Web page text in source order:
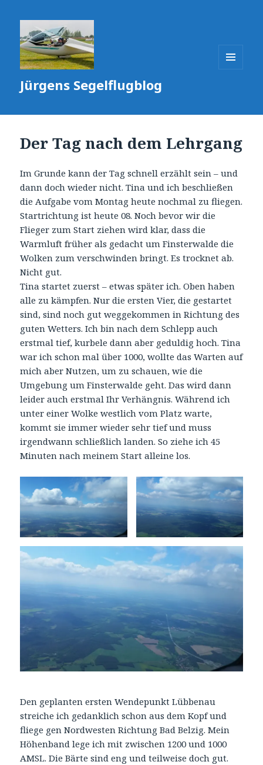
Jürgens Segelflugblog
Der Tag nach dem Lehrgang
Im Grunde kann der Tag schnell erzählt sein – und
dann doch wieder nicht. Tina und ich beschließen
die Aufgabe vom Montag heute nochmal zu fliegen.
Startrichtung ist heute 08. Noch bevor wir die
Flieger zum Start ziehen wird klar, dass die
Warmluft früher als gedacht um Finsterwalde die
Wolken zum verschwinden bringt. Es trocknet ab.
Nicht gut.
Tina startet zuerst – etwas später ich. Oben haben
alle zu kämpfen. Nur die ersten Vier, die gestartet
sind, sind noch gut weggekommen in Richtung des
guten Wetters. Ich bin nach dem Schlepp auch
erstmal tief, kurbele dann aber geduldig hoch. Tina
war ich schon mal über 1000, wollte das Warten auf
mich aber Nutzen, um zu schauen, wie die
Umgebung um Finsterwalde geht. Das wird dann
leider auch erstmal Ihr Verhängnis. Während ich
unter einer Wolke westlich vom Platz warte,
kommt sie immer wieder sehr tief und muss
irgendwann schließlich landen. So ziehe ich 45
Minuten nach meinem Start alleine los.
Den geplanten ersten Wendepunkt Lübbenau
streiche ich gedanklich schon aus dem Kopf und
fliege gen Nordwesten Richtung Bad Belzig. Mein
Höhenband lege ich mit zwischen 1200 und 1000
AMSL. Die Bärte sind eng und teilweise doch gut.